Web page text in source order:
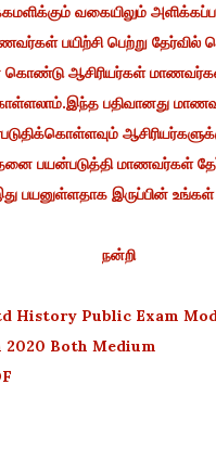
வகையிலும்
பயிற்சி பெற்று தேர்வில்
ஆசிரியர்கள்
பதிவானது
பயன்படுத்தி மாணவர்கள்
பயனுள்ளதாக இருப்பின்
நன்றி
History Public Exam
2020 Both Medium